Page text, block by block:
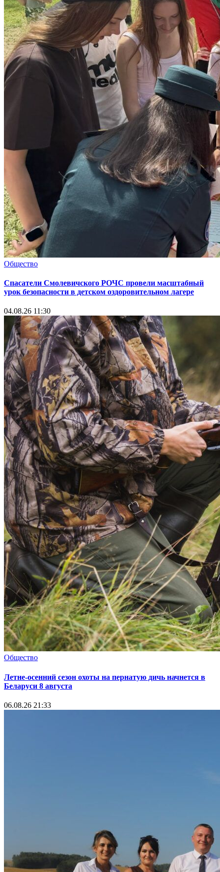
Общество
Спасатели Смолевичского РОЧС провели масштабный
урок безопасности в детском оздоровительном лагере
04.08.26 11:30
Общество
Летне-осенний сезон охоты на пернатую дичь начнется в
Беларуси 8 августа
06.08.26 21:33